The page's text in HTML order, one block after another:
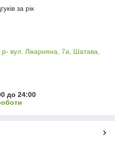
за рік
вул. Лікарняна, 7а, Шатава,
до 24:00